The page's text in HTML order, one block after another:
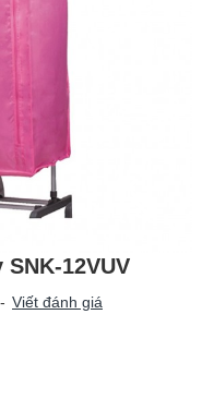
12VUV
- Viết đánh giá